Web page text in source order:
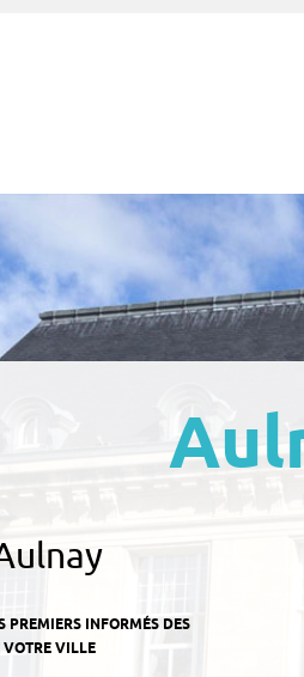
PREMIERS INFORMÉS DES
VILLE